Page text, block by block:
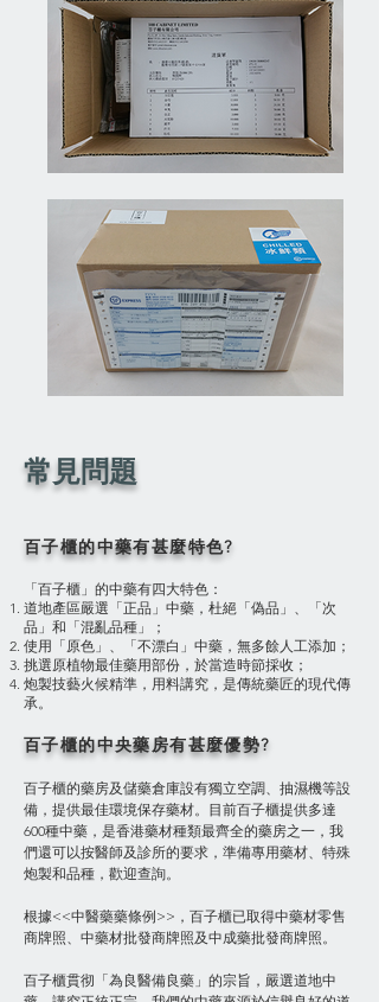
常見問題
百子櫃的中藥有甚麼特色?
「百子櫃」的中藥有四大特色：
道地產區嚴選「正品」中藥，杜絕「偽品」、「次
品」和「混亂品種」；
使用「原色」、「不漂白」中藥，無多餘人工添加；
挑選原植物最佳藥用部份，於當造時節採收；
炮製技藝火候精準，用料講究，是傳統藥匠的現代傳
承。
百子櫃的中央藥房有甚麼優勢?
百子櫃的藥房及儲藥倉庫設有獨立空調、抽濕機等設
備，提供最佳環境保存藥材。目前百子櫃提供多達
600種中藥，是香港藥材種類最齊全的藥房之一，我
們還可以按醫師及診所的要求，準備專用藥材、特殊
炮製和品種，歡迎查詢。
根據<<中醫藥藥條例>>，百子櫃已取得中藥材零售
商牌照、中藥材批發商牌照及中成藥批發商牌照。
百子櫃貫彻「為良醫備良藥」的宗旨，嚴選道地中